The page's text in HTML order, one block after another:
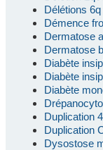
Délétions
Démence
Dermatose
Dermatose
Diabète
Diabète
Diabète
Duplication
Duplication
Dysostose